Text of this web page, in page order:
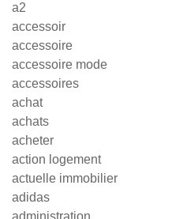
a2
accessoir
accessoire
accessoire mode
accessoires
achat
achats
acheter
action logement
actuelle immobilier
adidas
administration